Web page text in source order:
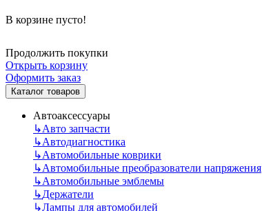
В корзине пусто!
Продолжить покупки
Открыть корзину
Оформить заказ
Каталог товаров
Автоаксессуары
↳Авто запчасти
↳Автодиагностика
↳Автомобильные коврики
↳Автомобильные преобразователи напряжения
↳Автомобильные эмблемы
↳Держатели
↳Лампы для автомобилей